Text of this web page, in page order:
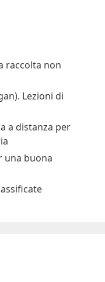
raccolta non
Lezioni di
a distanza per
una buona